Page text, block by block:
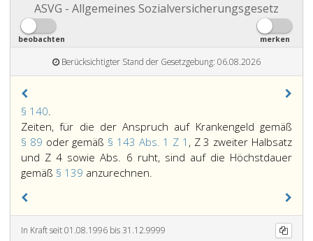
ASVG - Allgemeines Sozialversicherungsgesetz
beobachten merken
Berücksichtigter Stand der Gesetzgebung: 06.08.2026
§ 140.
140,
Zeiten, für die der Anspruch auf Krankengeld gemäß
§ 89 oder gemäß § 143 Abs. 1 Z 1 , Z 3 zweiter Halbsatz
und Z 4 sowie Abs. 6 ruht, sind auf die Höchstdauer
gemäß § 139 anzurechnen.
der
Anspruch
In Kraft seit 01.08.1996 bis 31.12.9999